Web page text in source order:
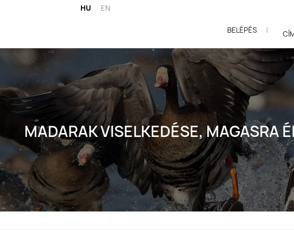
HU EN
fiók
menüje
BELÉPÉS |
MADARAK VISELKEDÉSE, MAGASRA